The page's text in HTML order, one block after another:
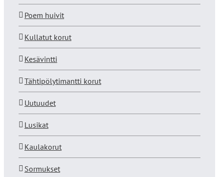
Poem huivit
Kullatut korut
Kesävintti
Tähtipölytimantti korut
Uutuudet
Lusikat
Kaulakorut
Sormukset